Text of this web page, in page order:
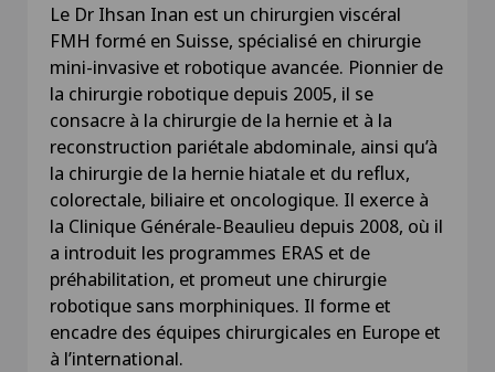
Le Dr Ihsan Inan est un chirurgien viscéral
FMH formé en Suisse, spécialisé en chirurgie
mini-invasive et robotique avancée. Pionnier de
la chirurgie robotique depuis 2005, il se
consacre à la chirurgie de la hernie et à la
reconstruction pariétale abdominale, ainsi qu’à
la chirurgie de la hernie hiatale et du reflux,
colorectale, biliaire et oncologique. Il exerce à
la Clinique Générale-Beaulieu depuis 2008, où il
a introduit les programmes ERAS et de
préhabilitation, et promeut une chirurgie
robotique sans morphiniques. Il forme et
encadre des équipes chirurgicales en Europe et
à l’international.